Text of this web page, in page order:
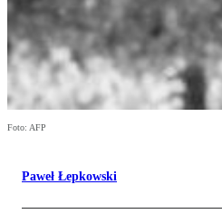
Foto: AFP
Paweł Łepkowski